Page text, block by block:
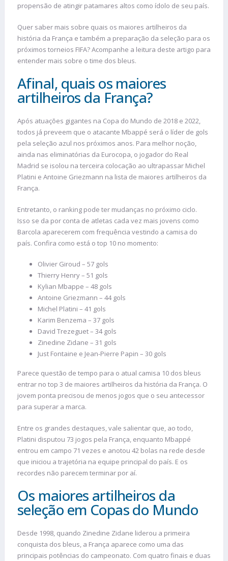
propensão de atingir patamares altos como ídolo de seu país.
Quer saber mais sobre quais os maiores artilheiros da
história da França e também a preparação da seleção para os
próximos torneios FIFA? Acompanhe a leitura deste artigo para
entender mais sobre o time dos bleus.
Afinal, quais os maiores
artilheiros da França?
Após atuações gigantes na Copa do Mundo de 2018 e 2022,
todos já preveem que o atacante Mbappé será o líder de gols
pela seleção azul nos próximos anos. Para melhor noção,
ainda nas eliminatórias da Eurocopa, o jogador do Real
Madrid se isolou na terceira colocação ao ultrapassar Michel
Platini e Antoine Griezmann na lista de maiores artilheiros da
França.
Entretanto, o ranking pode ter mudanças no próximo ciclo.
Isso se da por conta de atletas cada vez mais jovens como
Barcola aparecerem com frequência vestindo a camisa do
país. Confira como está o top 10 no momento:
Olivier Giroud – 57 gols
Thierry Henry – 51 gols
Kylian Mbappe – 48 gols
Antoine Griezmann – 44 gols
Michel Platini – 41 gols
Karim Benzema – 37 gols
David Trezeguet – 34 gols
Zinedine Zidane – 31 gols
Just Fontaine e Jean-Pierre Papin – 30 gols
Parece questão de tempo para o atual camisa 10 dos bleus
entrar no top 3 de maiores artilheiros da história da França. O
jovem ponta precisou de menos jogos que o seu antecessor
para superar a marca.
Entre os grandes destaques, vale salientar que, ao todo,
Platini disputou 73 jogos pela França, enquanto Mbappé
entrou em campo 71 vezes e anotou 42 bolas na rede desde
que iniciou a trajetória na equipe principal do país. E os
recordes não parecem terminar por aí.
Os maiores artilheiros da
seleção em Copas do Mundo
Desde 1998, quando Zinedine Zidane liderou a primeira
conquista dos bleus, a França aparece como uma das
principais potências do campeonato. Com quatro finais e duas